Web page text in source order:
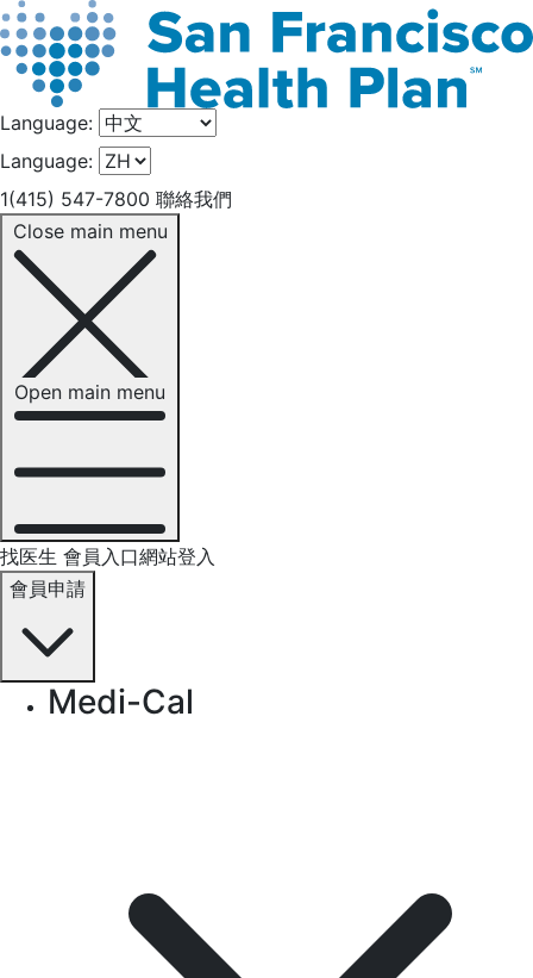
Language:
Language:
1(415) 547-7800 聯絡我們
Close main menu
Open main menu
找医生 會員入口網站登入
會員申請
Medi-Cal